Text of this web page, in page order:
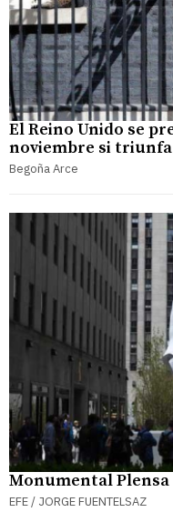
El Reino Unido se
noviembre si
Begoña Arce
Monumental
EFE / JORGE FUENTELSAZ